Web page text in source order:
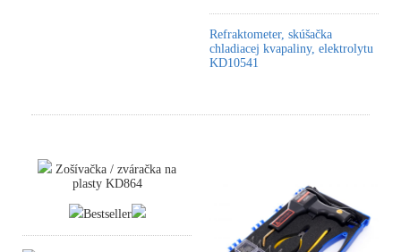
Refraktometer, skúšačka
chladiacej kvapaliny, elektrolytu
KD10541
Zošívačka / zváračka na
plasty KD864
Bestseller